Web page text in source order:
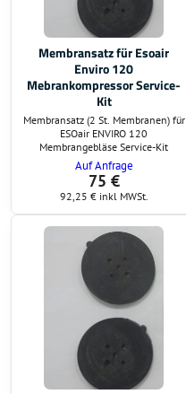
Membransatz für Esoair
Enviro 120
Mebrankompressor Service-
Kit
Membransatz (2 St. Membranen) für
ESOair ENVIRO 120
Membrangebläse Service-Kit
Auf Anfrage
75 €
92,25 € inkl MWSt.